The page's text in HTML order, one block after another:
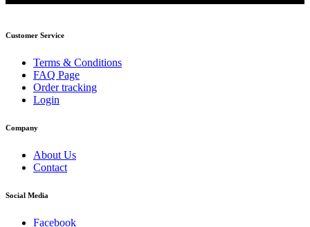
Customer Service
Terms & Conditions
FAQ Page
Order tracking
Login
Company
About Us
Contact
Social Media
Facebook